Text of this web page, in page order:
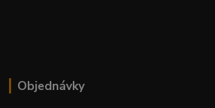
Objednávky